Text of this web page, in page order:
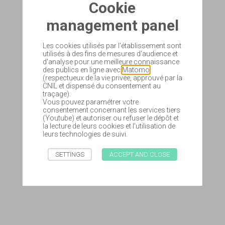
Cookie
management panel
Les cookies utilisés par l'établissement sont
utilisés à des fins de mesures d'audience et
d'analyse pour une meilleure connaissance
des publics en ligne avec Matomo
(respectueux de la vie privée, approuvé par la
CNIL et dispensé du consentement au
traçage).
Vous pouvez paramétrer votre
consentement concernant les services tiers
(Youtube) et autoriser ou refuser le dépôt et
la lecture de leurs cookies et l'utilisation de
leurs technologies de suivi.
SETTINGS ACCEPT AND CLOSE